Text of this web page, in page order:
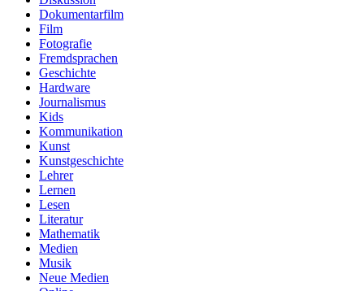
Dokumentarfilm
Film
Fotografie
Fremdsprachen
Geschichte
Hardware
Journalismus
Kids
Kommunikation
Kunst
Kunstgeschichte
Lehrer
Lernen
Lesen
Literatur
Mathematik
Medien
Musik
Neue Medien